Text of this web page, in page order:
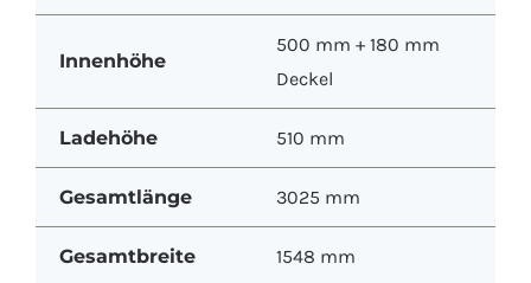
Innenhöhe
500 mm + 180 mm
Deckel
Ladehöhe 510 mm
Gesamtlänge 3025 mm
Gesamtbreite 1548 mm